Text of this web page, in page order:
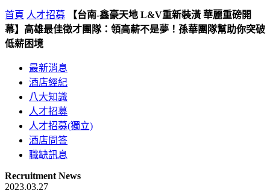
首頁 人才招募
【台南-鑫豪天地 L&V重新裝潢 華麗重磅開
幕】高雄最佳徵才團隊：領高薪不是夢！孫華團隊幫助你突破
低薪困境
最新消息
酒店經紀
八大知識
人才招募
人才招募(獨立)
酒店問答
職缺訊息
Recruitment News
2023.03.27